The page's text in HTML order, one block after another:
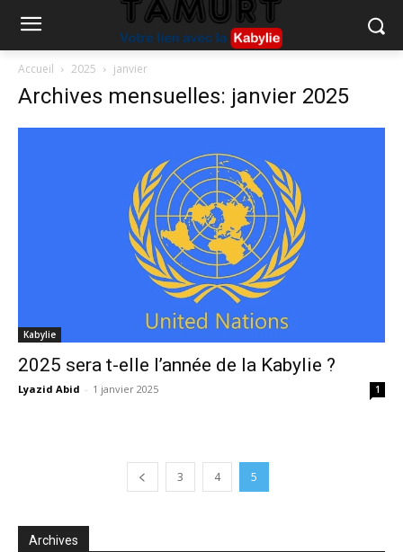
Accueil 2025 janvier
Archives mensuelles: janvier 2025
Kabylie
2025 sera t-elle l’année de la Kabylie ?
Lyazid Abid - 1 janvier 2025 1
3 4 5
Archives